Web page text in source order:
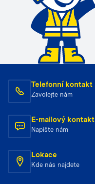
Telefonní kontakt
Zavolejte nám
E-mailový kontakt
Napište nám
Lokace
Kde nás najdete